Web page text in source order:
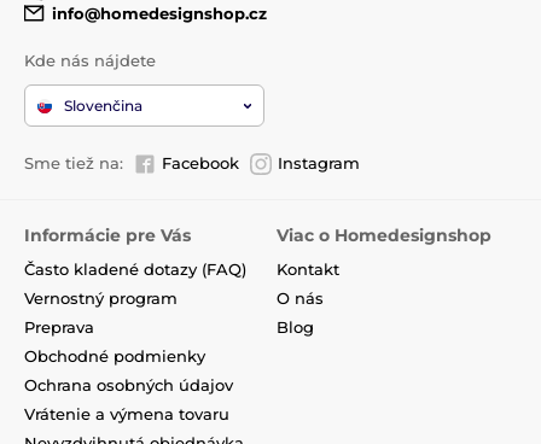
info@homedesignshop.cz
Kde nás nájdete
Slovenčina
Sme tiež na: Facebook Instagram
Informácie pre Vás
Často kladené dotazy (FAQ)
Vernostný program
Preprava
Obchodné podmienky
Ochrana osobných údajov
Vrátenie a výmena tovaru
Viac o Homedesignshop
Kontakt
O nás
Blog